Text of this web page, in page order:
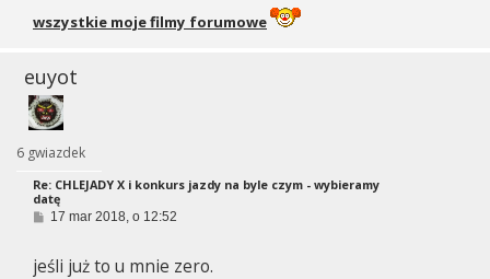
wszystkie moje filmy forumowe
euyot
6 gwiazdek
Re: CHLEJADY X i konkurs jazdy na byle czym - wybieramy
datę
P
t
17 mar 2018, o 12:52
jeśli już to u mnie zero.